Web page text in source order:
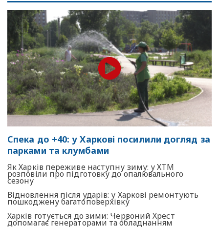
Спека до +40: у Харкові посилили догляд за
парками та клумбами
Як Харків переживе наступну зиму: у ХТМ
розповіли про підготовку до опалювального
сезону
Відновлення після ударів: у Харкові ремонтують
пошкоджену багатоповерхівку
Харків готується до зими: Червоний Хрест
допомагає генераторами та обладнанням